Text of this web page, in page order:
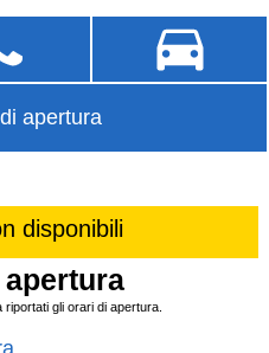
apertura
disponibili
gli orari di apertura.